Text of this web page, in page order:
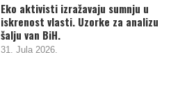
Eko aktivisti izražavaju sumnju u
iskrenost vlasti. Uzorke za analizu
šalju van BiH.
31. Jula 2026.